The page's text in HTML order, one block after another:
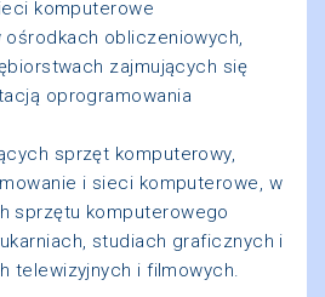
komputerowe
obliczeniowych,
zajmujących się
oprogramowania
sprzęt komputerowy,
i sieci komputerowe, w
sprzętu komputerowego
studiach graficznych i
telewizyjnych i filmowych.